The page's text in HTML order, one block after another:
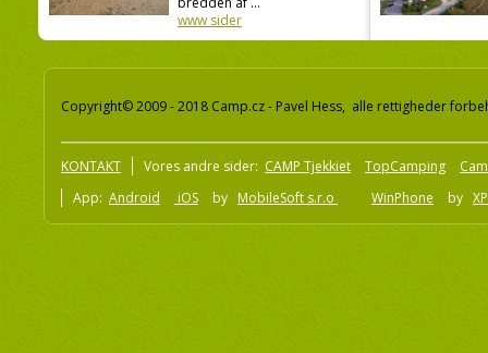
www sider
Copyright© 2009 - 2018 Camp.cz - Pavel Hess, alle rettigheder
KONTAKT Vores andre sider: CAMP Tjekkiet TopCamping
App: Android iOS by MobileSoft s.r.o WinPhone by